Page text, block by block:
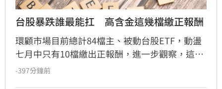
台股暴跌誰最能扛　高含金這幾檔繳正報酬
環顧市場目前總計84檔主、被動台股ETF，動盪
七月中只有10檔繳出正報酬，進一步觀察，這10
檔突圍的ETF都有雙位數權重的金融股，在電子
-397分鐘前